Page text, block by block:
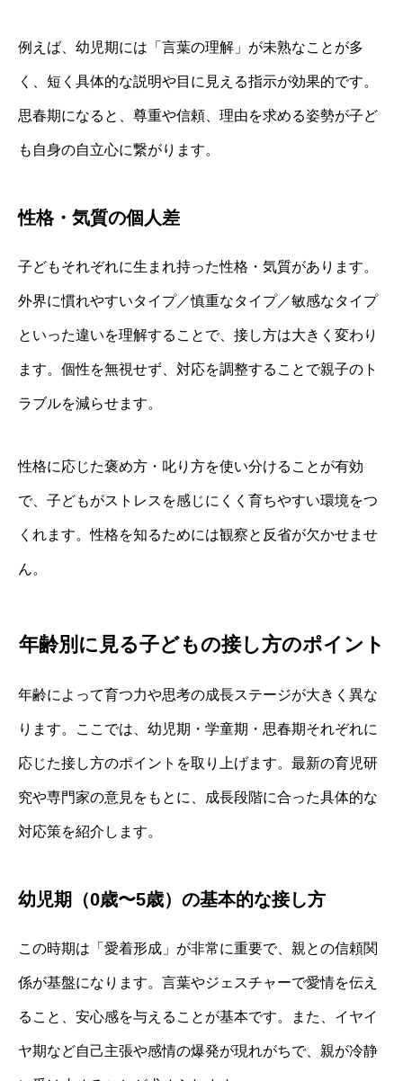
例えば、幼児期には「言葉の理解」が未熟なことが多
く、短く具体的な説明や目に見える指示が効果的です。
思春期になると、尊重や信頼、理由を求める姿勢が子ど
も自身の自立心に繋がります。
性格・気質の個人差
子どもそれぞれに生まれ持った性格・気質があります。
外界に慣れやすいタイプ／慎重なタイプ／敏感なタイプ
といった違いを理解することで、接し方は大きく変わり
ます。個性を無視せず、対応を調整することで親子のト
ラブルを減らせます。
性格に応じた褒め方・叱り方を使い分けることが有効
で、子どもがストレスを感じにくく育ちやすい環境をつ
くれます。性格を知るためには観察と反省が欠かせませ
ん。
年齢別に見る子どもの接し方のポイント
年齢によって育つ力や思考の成長ステージが大きく異な
ります。ここでは、幼児期・学童期・思春期それぞれに
応じた接し方のポイントを取り上げます。最新の育児研
究や専門家の意見をもとに、成長段階に合った具体的な
対応策を紹介します。
幼児期（0歳〜5歳）の基本的な接し方
この時期は「愛着形成」が非常に重要で、親との信頼関
係が基盤になります。言葉やジェスチャーで愛情を伝え
ること、安心感を与えることが基本です。また、イヤイ
ヤ期など自己主張や感情の爆発が現れがちで、親が冷静